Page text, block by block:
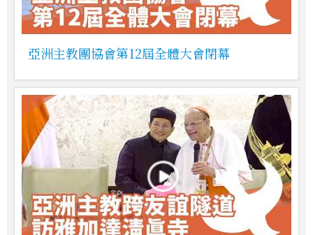
亞洲主教團協會第12屆全體大會閉幕